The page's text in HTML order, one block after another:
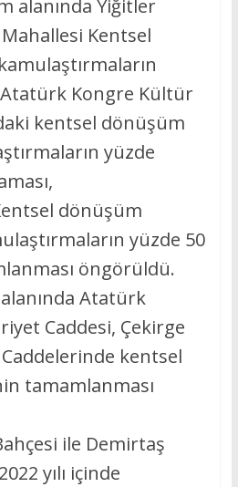
alanında Yiğitler
Mahallesi Kentsel
Kongre Kültür
kentsel dönüşüm
yüzde
dönüşüm
yüzde 50
öngörüldü.
Atatürk
Caddesi, Çekirge
kentsel
tamamlanması
ile Demirtaş
yılı içinde